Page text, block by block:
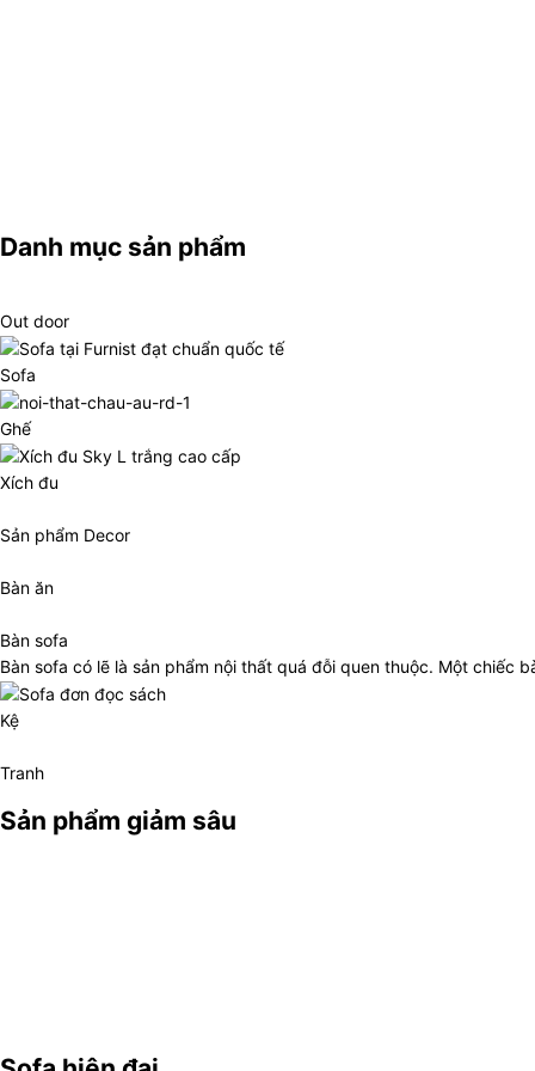
Danh mục sản phẩm
Out door
Sofa
Ghế
Xích đu
Sản phẩm Decor
Bàn ăn
Bàn sofa
Bàn sofa có lẽ là sản phẩm nội thất quá đỗi quen thuộc. Một chiếc
Kệ
Tranh
Sản phẩm giảm sâu